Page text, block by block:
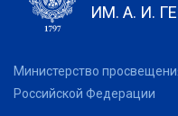
ИМ. А. И.
Министерство
Российской Федерации